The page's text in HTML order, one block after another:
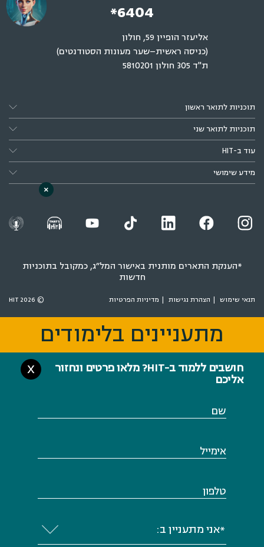
*6404
אליעזר הופיין 59, חולון
(כניסה ראשית–שער מעונות הסטודנטים)
ת"ד 305 חולון 5810201
תוכניות לתואר ראשון
תוכניות לתואר שני
עוד ב-HIT
מידע שימושי
*הענקת התארים מותנית באישור המל״ג, כמקובל בתוכניות
חדשות
תנאי שימוש הצהרת נגישות מדיניות הפרטיות © 2026 HIT
מתעניינים בלימודים
חושבים ללמוד ב-HIT? מלאו פרטים ונחזור
אליכם
X
שם
אימייל
טלפון
*אני מתעניין ב:
מתעניינים בלימודים
×